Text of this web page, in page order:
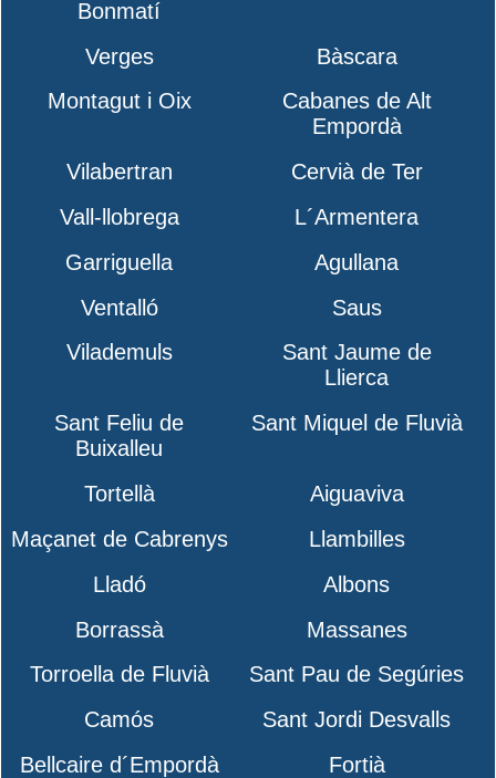
Bonmatí
Verges
Bàscara
Montagut i Oix
Cabanes de Alt
Empordà
Vilabertran
Cervià de Ter
Vall-llobrega
L´Armentera
Garriguella
Agullana
Ventalló
Saus
Vilademuls
Sant Jaume de
Llierca
Sant Feliu de
Buixalleu
Sant Miquel de Fluvià
Tortellà
Aiguaviva
Maçanet de Cabrenys
Llambilles
Lladó
Albons
Borrassà
Massanes
Torroella de Fluvià
Sant Pau de Segúries
Camós
Sant Jordi Desvalls
Bellcaire d´Empordà
Fortià